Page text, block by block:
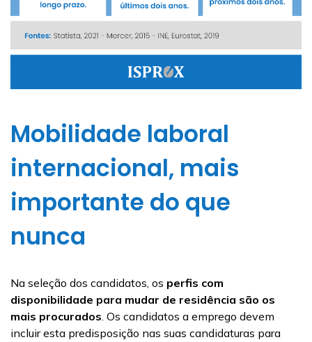
Mobilidade laboral
internacional, mais
importante do que
nunca
Na seleção dos candidatos, os perfis com
disponibilidade para mudar de residência são os
mais procurados. Os candidatos a emprego devem
incluir esta predisposição nas suas candidaturas para